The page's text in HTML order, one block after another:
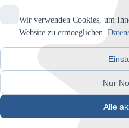
Wir verwenden Cookies, um
Website zu ermoeglichen.
Nur
Alle